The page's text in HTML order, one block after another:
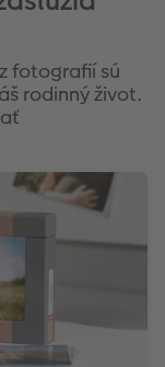
fotografií sú
rodinný život.